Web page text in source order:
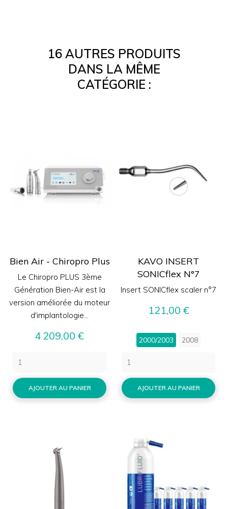
16 AUTRES PRODUITS
DANS LA MÊME
CATÉGORIE :
Bien Air - Chiropro Plus
Le Chiropro PLUS 3ème
Génération Bien-Air est la
version améliorée du moteur
d'implantologie...
Prix
4 209,00 €
AJOUTER AU PANIER
KAVO INSERT
SONICflex N°7
Insert SONICflex scaler n°7
Prix
121,00 €
2000/2003 2008
AJOUTER AU PANIER